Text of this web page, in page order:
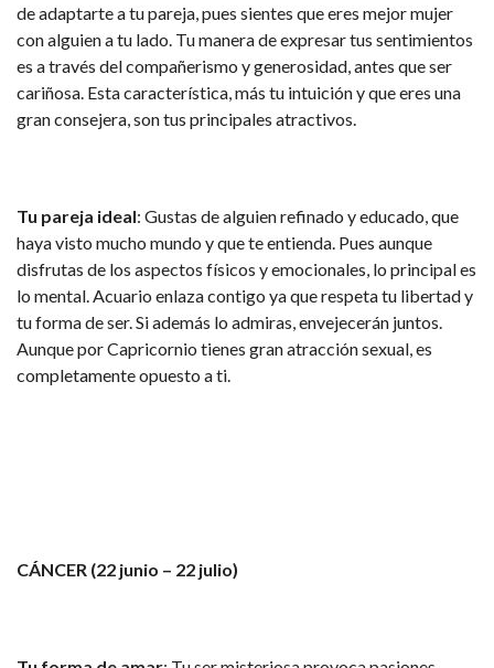
de adaptarte a tu pareja, pues sientes que eres mejor mujer
con alguien a tu lado. Tu manera de expresar tus sentimientos
es a través del compañerismo y generosidad, antes que ser
cariñosa. Esta característica, más tu intuición y que eres una
gran consejera, son tus principales atractivos.
Tu pareja ideal: Gustas de alguien refinado y educado, que
haya visto mucho mundo y que te entienda. Pues aunque
disfrutas de los aspectos físicos y emocionales, lo principal es
lo mental. Acuario enlaza contigo ya que respeta tu libertad y
tu forma de ser. Si además lo admiras, envejecerán juntos.
Aunque por Capricornio tienes gran atracción sexual, es
completamente opuesto a ti.
CÁNCER (22 junio – 22 julio)